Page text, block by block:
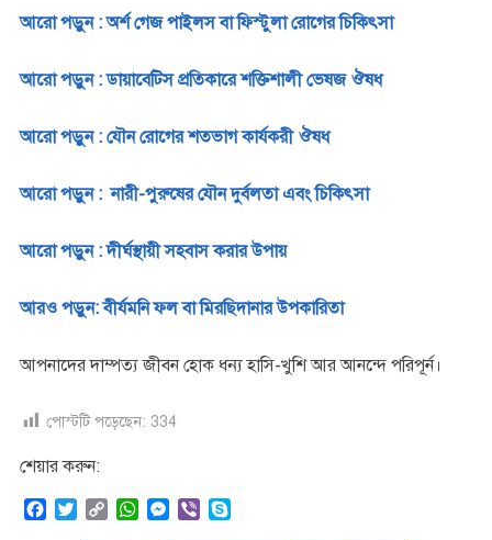
আরো পড়ুন : অর্শ গেজ পাইলস বা ফিস্টুলা রোগের চিকিৎসা
আরো পড়ুন : ডায়াবেটিস প্রতিকারে শক্তিশালী ভেষজ ঔষধ
আরো পড়ুন : যৌন রোগের শতভাগ কার্যকরী ঔষধ
আরো পড়ুন : নারী-পুরুষের যৌন দুর্বলতা এবং চিকিৎসা
আরো পড়ুন : দীর্ঘস্থায়ী সহবাস করার উপায়
আরও পড়ুন: বীর্যমনি ফল বা মিরছিদানার উপকারিতা
আপনাদের দাম্পত্য জীবন হোক ধন্য হাসি-খুশি আর আনন্দে পরিপূর্ন।
পোস্টটি পড়েছেন: 334
শেয়ার করুন:
W
M
V